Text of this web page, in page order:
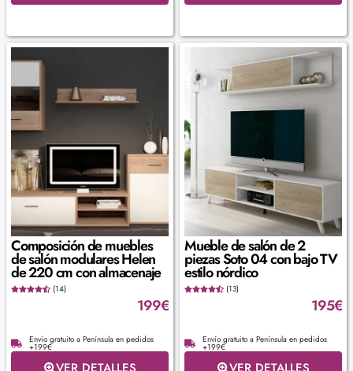
Composición de muebles
de salón modulares Helen
de 220 cm con almacenaje
(14)
199€
Envío gratuito a Península en pedidos
+199€
Mueble de salón de 2
piezas Soto 04 con bajo TV
estilo nórdico
(13)
195€
Envío gratuito a Península en pedidos
+199€